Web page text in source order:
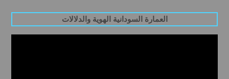
العمارة السودانية الهوية والدلالات